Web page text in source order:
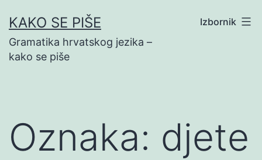
na
sadržaj
KAKO SE PIŠE
Gramatika hrvatskog jezika –
kako se piše
Izbornik
Oznaka: djete